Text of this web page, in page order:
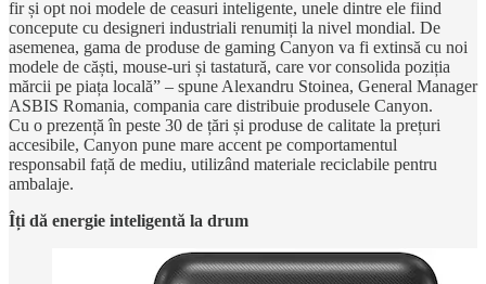
fir și opt noi modele de ceasuri inteligente, unele dintre ele fiind
concepute cu designeri industriali renumiți la nivel mondial. De
asemenea, gama de produse de gaming Canyon va fi extinsă cu noi
modele de căști, mouse-uri și tastatură, care vor consolida poziția
mărcii pe piața locală” – spune Alexandru Stoinea, General Manager
ASBIS Romania, compania care distribuie produsele Canyon.
Cu o prezență în peste 30 de țări și produse de calitate la prețuri
accesibile, Canyon pune mare accent pe comportamentul
responsabil față de mediu, utilizând materiale reciclabile pentru
ambalaje.
Îți dă energie inteligentă la drum